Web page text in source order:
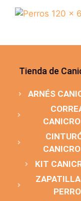
Tienda de
ARNÉS
KIT
PERRO